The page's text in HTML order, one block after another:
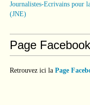
Journalistes-Ecrivains pour
(JNE)
Page Facebook
Retrouvez ici la Page